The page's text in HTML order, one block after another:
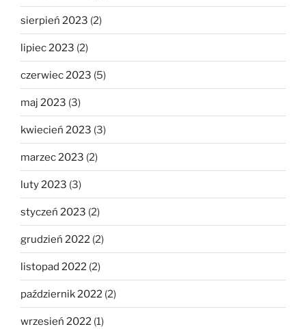
sierpień 2023 (2)
lipiec 2023 (2)
czerwiec 2023 (5)
maj 2023 (3)
kwiecień 2023 (3)
marzec 2023 (2)
luty 2023 (3)
styczeń 2023 (2)
grudzień 2022 (2)
listopad 2022 (2)
październik 2022 (2)
wrzesień 2022 (1)